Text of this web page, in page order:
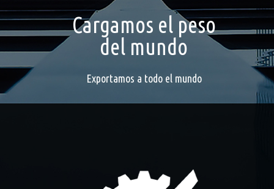
Cargamos el peso
del mundo
Exportamos a todo el mundo